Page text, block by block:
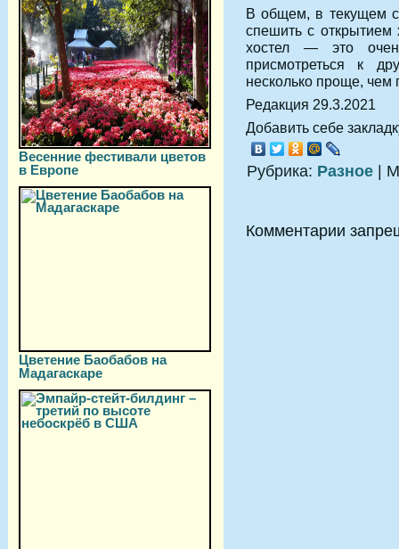
Весенние фестивали цветов
в Европе
Цветение Баобабов на
Мадагаскаре
В общем, в текущем
спешить с открытием
хостел — это
присмотреться к
несколько проще, чем
Редакция 29.3.2021
Добавить себе
Рубрика: Разное |
Комментарии